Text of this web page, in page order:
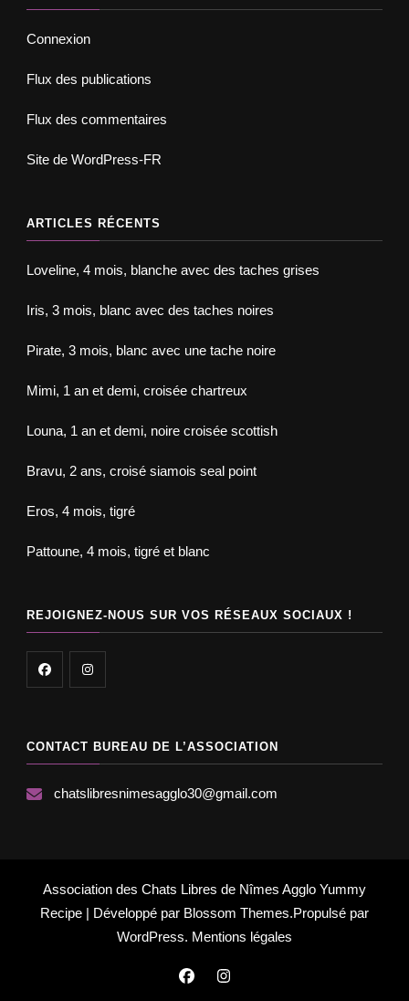
Connexion
Flux des publications
Flux des commentaires
Site de WordPress-FR
ARTICLES RÉCENTS
Loveline, 4 mois, blanche avec des taches grises
Iris, 3 mois, blanc avec des taches noires
Pirate, 3 mois, blanc avec une tache noire
Mimi, 1 an et demi, croisée chartreux
Louna, 1 an et demi, noire croisée scottish
Bravu, 2 ans, croisé siamois seal point
Eros, 4 mois, tigré
Pattoune, 4 mois, tigré et blanc
REJOIGNEZ-NOUS SUR VOS RÉSEAUX SOCIAUX !
CONTACT BUREAU DE L’ASSOCIATION
chatslibresnimesagglo30@gmail.com
Association des Chats Libres de Nîmes Agglo Yummy
Recipe | Développé par Blossom Themes.Propulsé par
WordPress. Mentions légales